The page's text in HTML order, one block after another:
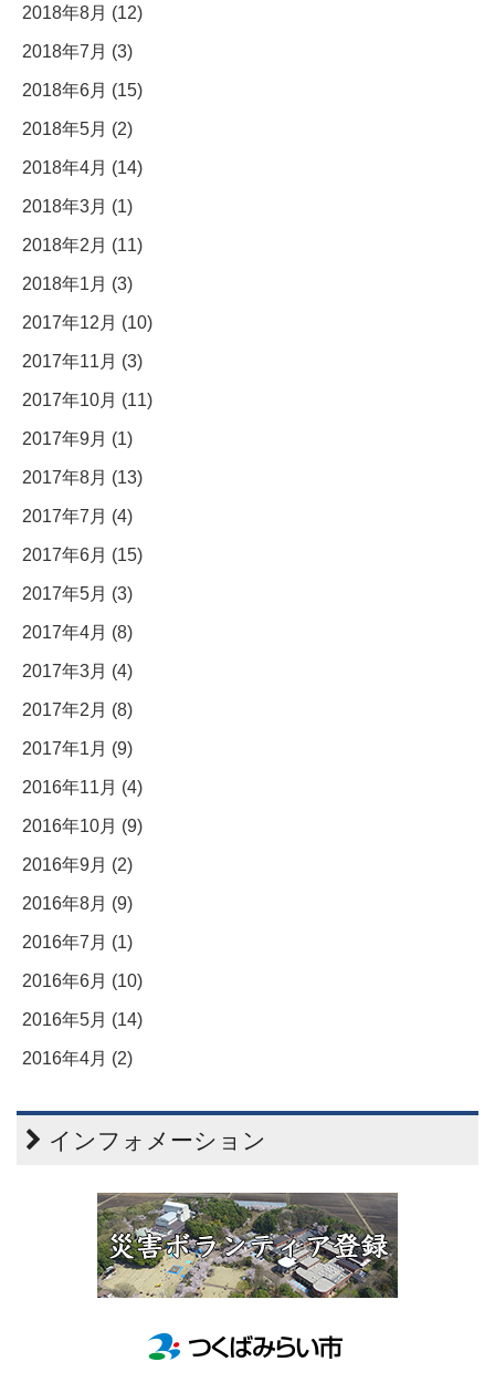
2018年8月 (12)
2018年7月 (3)
2018年6月 (15)
2018年5月 (2)
2018年4月 (14)
2018年3月 (1)
2018年2月 (11)
2018年1月 (3)
2017年12月 (10)
2017年11月 (3)
2017年10月 (11)
2017年9月 (1)
2017年8月 (13)
2017年7月 (4)
2017年6月 (15)
2017年5月 (3)
2017年4月 (8)
2017年3月 (4)
2017年2月 (8)
2017年1月 (9)
2016年11月 (4)
2016年10月 (9)
2016年9月 (2)
2016年8月 (9)
2016年7月 (1)
2016年6月 (10)
2016年5月 (14)
2016年4月 (2)
インフォメーション